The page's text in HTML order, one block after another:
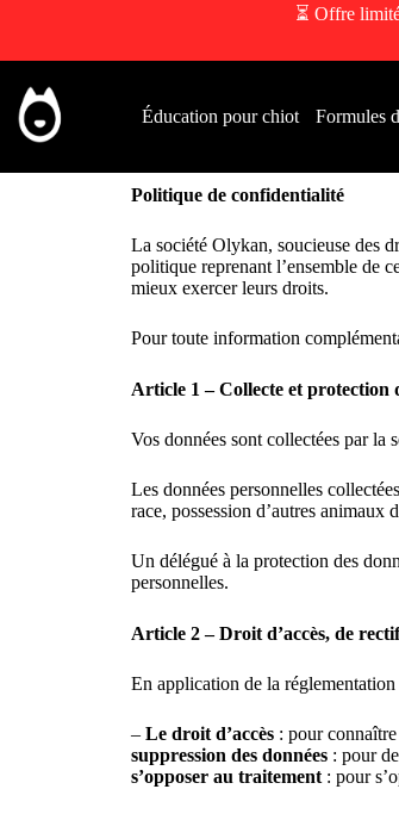
⏳ Offre
Éducation pour chiot Formules
Politique de confidentialité
La société Olykan, soucieuse des
politique reprenant l’ensemble de
mieux exercer leurs droits.
Pour toute information
Article 1 – Collecte et protection
Vos données sont collectées par
Les données personnelles
race, possession d’autres
Un délégué à la protection des
personnelles.
Article 2 – Droit d’accès, de
En application de la
– Le droit d’accès: pour connaître
suppression des données: pour
s’opposer au traitement: pour